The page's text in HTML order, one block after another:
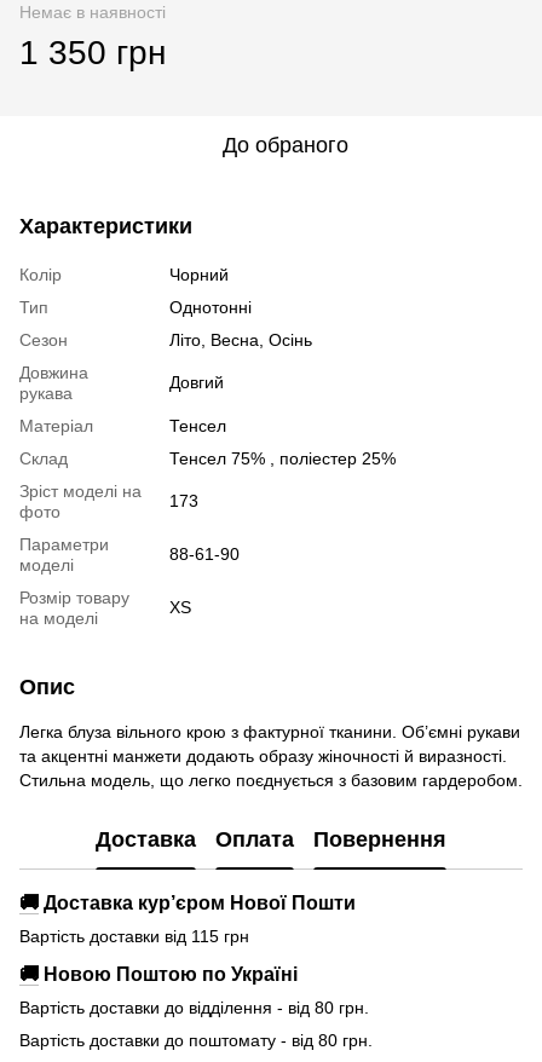
Немає в наявності
1 350 грн
До обраного
Характеристики
Колір
Чорний
Тип
Однотонні
Сезон
Літо, Весна, Осінь
Довжина
рукава
Довгий
Матеріал
Тенсел
Склад
Тенсел 75% , поліестер 25%
Зріст моделі на
фото
173
Параметри
моделі
88-61-90
Розмір товару
на моделі
XS
Опис
Легка блуза вільного крою з фактурної тканини. Об’ємні рукави
та акцентні манжети додають образу жіночності й виразності.
Стильна модель, що легко поєднується з базовим гардеробом.
Доставка Оплата Повернення
🚚 Доставка кур’єром Нової Пошти
Вартість доставки від 115 грн
🚚 Новою Поштою по Україні
Вартість доставки до відділення - від 80 грн.
Вартість доставки до поштомату - від 80 грн.